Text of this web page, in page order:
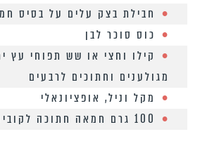
חבילת בצק עלים על בסיס
כוס סוכר לבן
קילו וחצי או שש תפוחי עץ
מגולענים וחתוכים לרבעים
מקל וניל, אופציונאלי
100 גרם חמאה חתוכה לקוביות קטנות